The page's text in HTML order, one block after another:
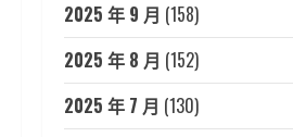
2025 年 9 月 (158)
2025 年 8 月 (152)
2025 年 7 月 (130)